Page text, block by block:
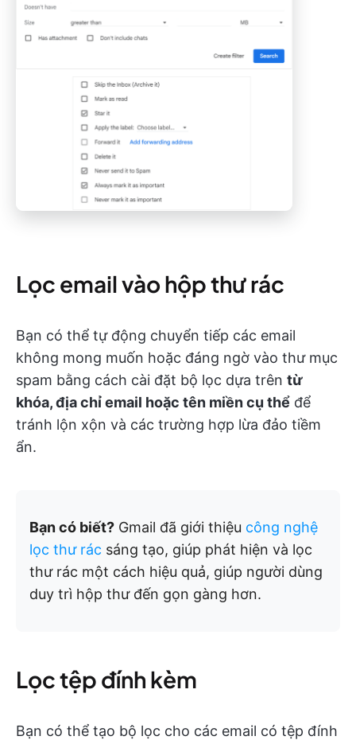
Lọc email vào hộp thư rác
Bạn có thể tự động chuyển tiếp các email
không mong muốn hoặc đáng ngờ vào thư mục
spam bằng cách cài đặt bộ lọc dựa trên từ
khóa, địa chỉ email hoặc tên miền cụ thể để
tránh lộn xộn và các trường hợp lừa đảo tiềm
ẩn.
Bạn có biết? Gmail đã giới thiệu công nghệ
lọc thư rác sáng tạo, giúp phát hiện và lọc
thư rác một cách hiệu quả, giúp người dùng
duy trì hộp thư đến gọn gàng hơn.
Lọc tệp đính kèm
Bạn có thể tạo bộ lọc cho các email có tệp đính